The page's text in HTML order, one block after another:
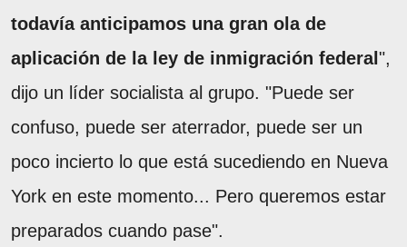
todavía anticipamos una gran ola de
aplicación de la ley de inmigración federal ",
dijo un líder socialista al grupo. "Puede ser
confuso, puede ser aterrador, puede ser un
poco incierto lo que está sucediendo en Nueva
York en este momento... Pero queremos estar
preparados cuando pase".